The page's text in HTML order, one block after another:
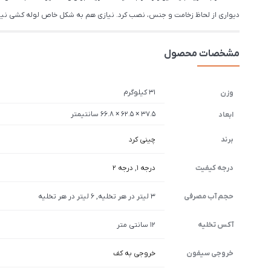
دیواری از لحاظ زخامت و جنس، نصب کرد. نیازی هم به شکل خاص لوله کشی
مشخصات محصول
وزن 31 کیلوگرم
ابعاد 37.5 × 62.5 × 66.8 سانتیمتر
برند چینی کرد
درجه کیفیت درجه 1 , درجه 2
حجم آب مصرفی 3 لیتر در هر تخلیه, 6 لیتر در هر تخلیه
آکس تخلیه 12 سانتی متر
خروجی سیفون خروجی به کف